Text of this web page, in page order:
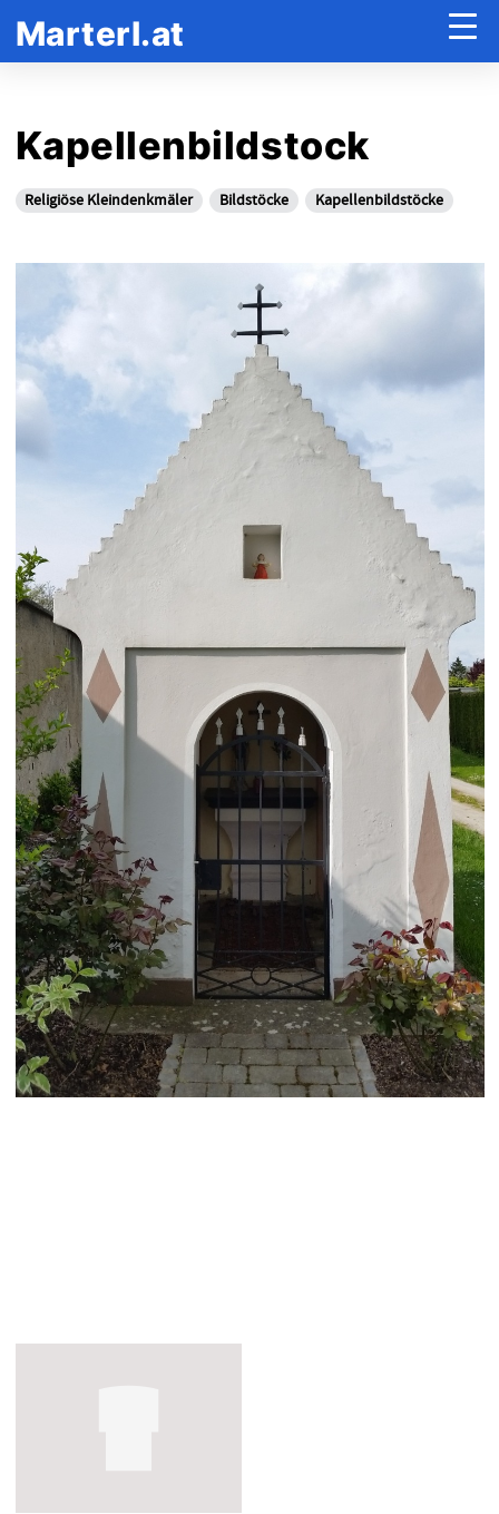
Marterl.at
Kapellenbildstock
Religiöse Kleindenkmäler Bildstöcke Kapellenbildstöcke